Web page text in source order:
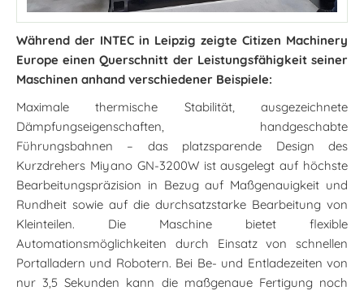
Während der INTEC in Leipzig zeigte Citizen Machinery
Europe einen Querschnitt der Leistungsfähigkeit seiner
Maschinen anhand verschiedener Beispiele:
Maximale thermische Stabilität, ausgezeichnete
Dämpfungseigenschaften, handgeschabte
Führungsbahnen – das platzsparende Design des
Kurzdrehers Miyano GN-3200W ist ausgelegt auf höchste
Bearbeitungspräzision in Bezug auf Maßgenauigkeit und
Rundheit sowie auf die durchsatzstarke Bearbeitung von
Kleinteilen. Die Maschine bietet flexible
Automationsmöglichkeiten durch Einsatz von schnellen
Portalladern und Robotern. Bei Be- und Entladezeiten von
nur 3,5 Sekunden kann die maßgenaue Fertigung noch